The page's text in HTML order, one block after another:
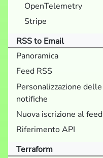
OpenTelemetry
Stripe
RSS to Email
Panoramica
Feed RSS
Personalizzazione delle
notifiche
Nuova iscrizione al feed
Riferimento API
Terraform